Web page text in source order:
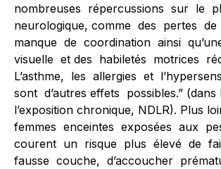
nombreuses répercussions sur le
neurologique, comme des pertes
manque de coordination ainsi
visuelle et des habiletés motrices
L’asthme, les allergies et
sont d’autres effets possibles.” (dans
l’exposition chronique, NDLR). Plus
femmes enceintes exposées aux
courent un risque plus élevé de
fausse couche, d’accoucher